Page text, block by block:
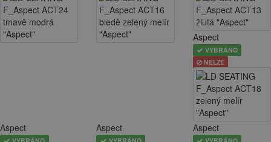
Aspect
VYBRÁNO
NELZE
Aspect Aspect Aspect